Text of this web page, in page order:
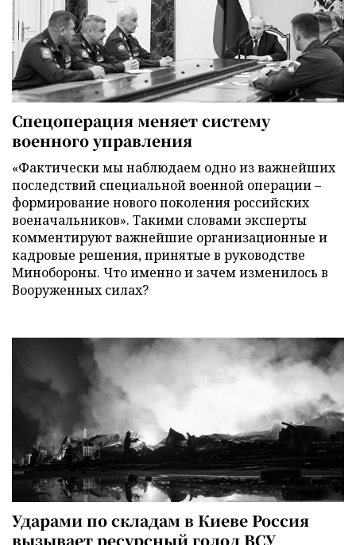
Спецоперация меняет систему
военного управления
«Фактически мы наблюдаем одно из важнейших
последствий специальной военной операции –
формирование нового поколения российских
военачальников». Такими словами эксперты
комментируют важнейшие организационные и
кадровые решения, принятые в руководстве
Минобороны. Что именно и зачем изменилось в
Вооруженных силах?
Ударами по складам в Киеве Россия
вызывает ресурсный голод ВСУ